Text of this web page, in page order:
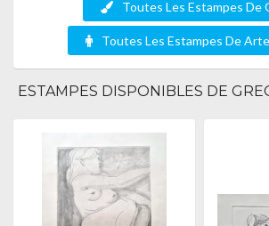
Toutes Les Estampes De
Toutes Les Estampes De
ESTAMPES DISPONIBLES DE